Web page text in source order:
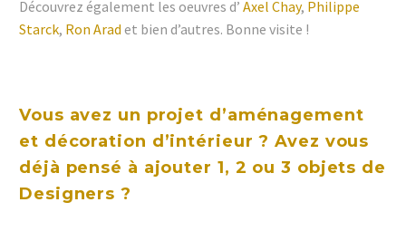
Découvrez également les oeuvres d’ Axel Chay, Philippe
Starck, Ron Arad et bien d’autres. Bonne visite !
Vous avez un projet d’aménagement
et décoration d’intérieur ? Avez vous
déjà pensé à ajouter 1, 2 ou 3 objets de
Designers ?